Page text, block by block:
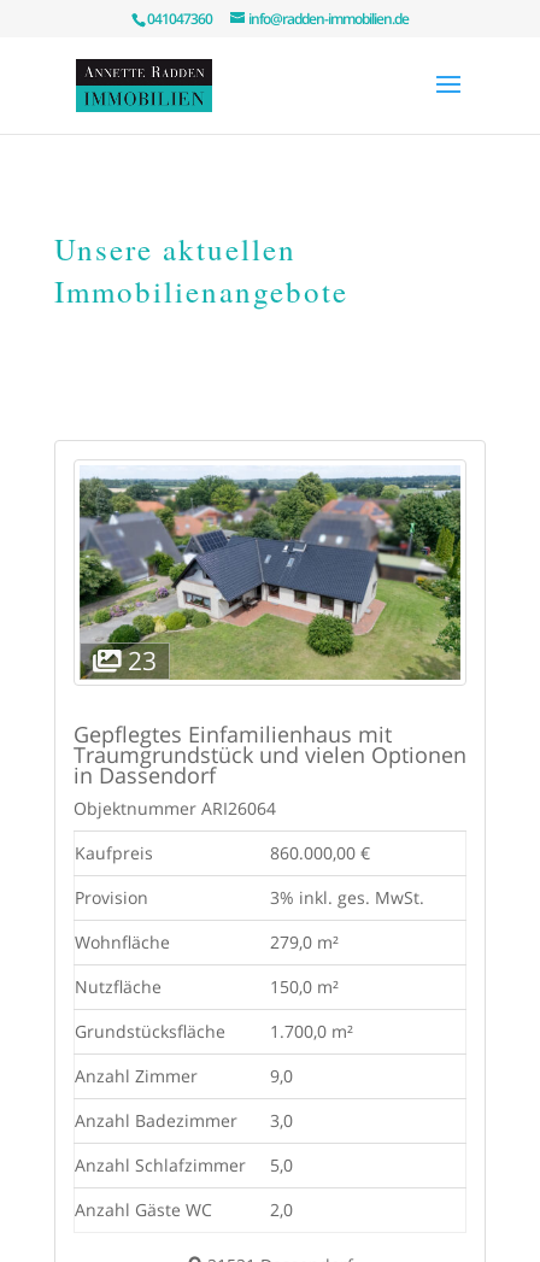
041047360 info@radden-immobilien.de
Unsere aktuellen
Immobilienangebote
23
Gepflegtes Einfamilienhaus mit
Traumgrundstück und vielen Optionen
in Dassendorf
Objektnummer ARI26064
Kaufpreis
860.000,00 €
Provision
3% inkl. ges. MwSt.
Wohnfläche
279,0 m²
Nutzfläche
150,0 m²
Grundstücksfläche
1.700,0 m²
Anzahl Zimmer
9,0
Anzahl Badezimmer
3,0
Anzahl Schlafzimmer
5,0
Anzahl Gäste WC
2,0